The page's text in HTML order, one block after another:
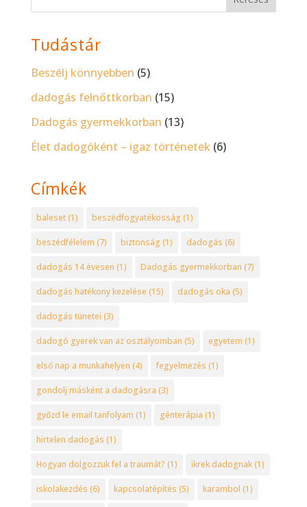
Tudástár
Beszélj könnyebben (5)
dadogás felnőttkorban (15)
Dadogás gyermekkorban (13)
Élet dadogóként – igaz történetek(6)
Címkék
baleset(1) beszédfogyatékosság (1)
beszédfélelem (7) biztonság (1) dadogás (6)
dadogás 14 évesen (1) Dadogás gyermekkorban (7)
dadogás hatékony kezelése (15) dadogás oka (5)
dadogás tünetei (3)
dadogó gyerek van az osztályomban (5) egyetem (1)
első nap a munkahelyen (4) fegyelmezés (1)
gondolj másként a dadogásra (3)
győzd le email tanfolyam (1) génterápia (1)
hirtelen dadogás (1)
Hogyan dolgozzuk fel a traumát? (1) ikrek dadognak(1)
iskolakezdés (6) kapcsolatépítés (5) karambol (1)